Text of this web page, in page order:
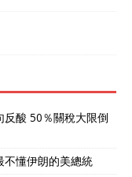
酸 50％關稅大限倒
懂伊朗的美總統